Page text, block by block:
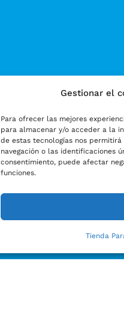
Gestionar el
Para ofrecer las mejores
para almacenar y/o acceder a la
de estas tecnologías nos
navegación o las identificaciones
consentimiento, puede afectar
funciones.
Tienda